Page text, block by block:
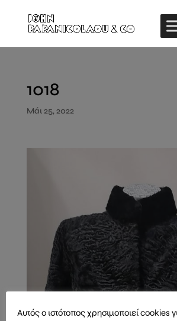
1018
Μάι 25, 2022
Αυτός ο ιστότοπος χρησιμοποιεί cookies